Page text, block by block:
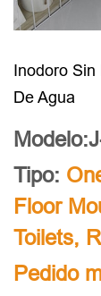
Inodoro Sin
De Agua
Tipo:
Floor
Toilets,
Pedido